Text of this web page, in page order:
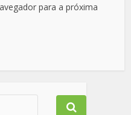
para a próxima